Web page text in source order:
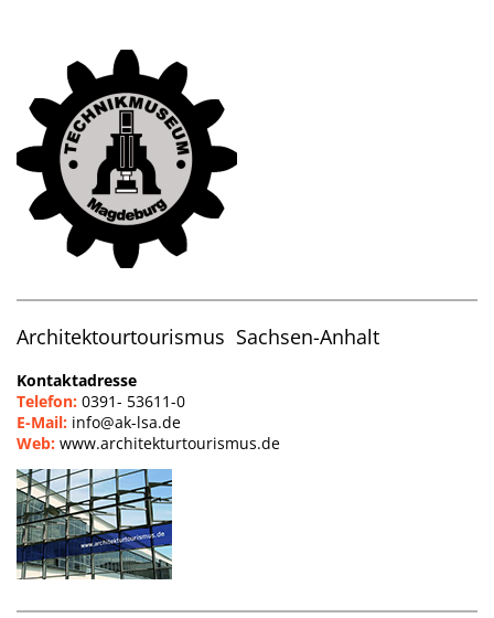
Architektourtourismus Sachsen-Anhalt
Kontaktadresse
Telefon: 0391- 53611-0
E-Mail: info@ak-lsa.de
Web: www.architekturtourismus.de